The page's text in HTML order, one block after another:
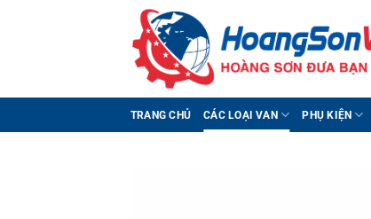
TRANG CHỦ CÁC LOẠI VAN PHỤ KIỆN